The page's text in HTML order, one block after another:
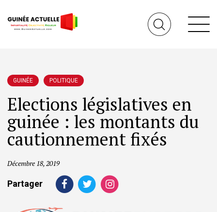
GUINÉE POLITIQUE
Elections législatives en
guinée : les montants du
cautionnement fixés
Décembre 18, 2019
Partager